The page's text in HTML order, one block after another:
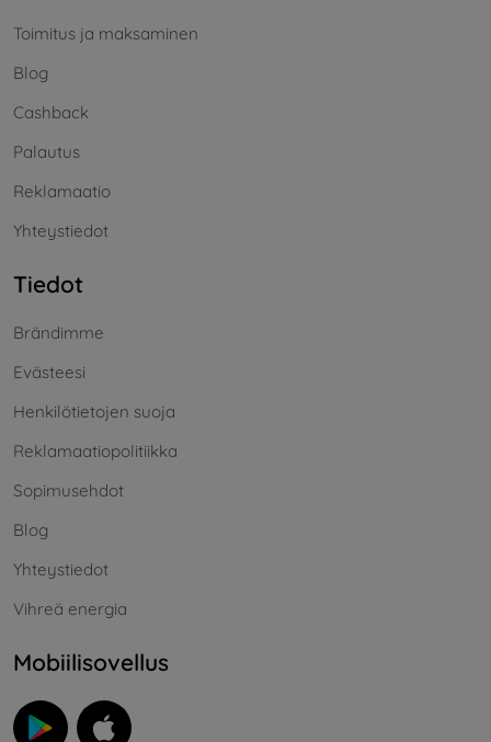
Toimitus ja maksaminen
Blog
Cashback
Palautus
Reklamaatio
Yhteystiedot
Tiedot
Brändimme
Evästeesi
Henkilötietojen suoja
Reklamaatiopolitiikka
Sopimusehdot
Blog
Yhteystiedot
Vihreä energia
Mobiilisovellus